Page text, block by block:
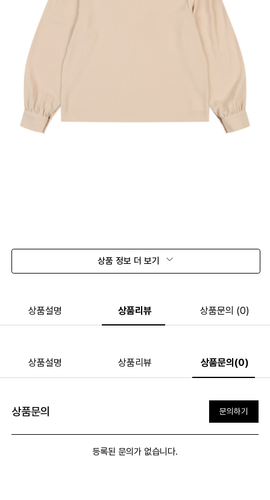
상품 정보 더 보기
상품설명 상품리뷰 상품문의 (0)
상품설명 상품리뷰 상품문의(0)
상품문의 문의하기
등록된 문의가 없습니다.